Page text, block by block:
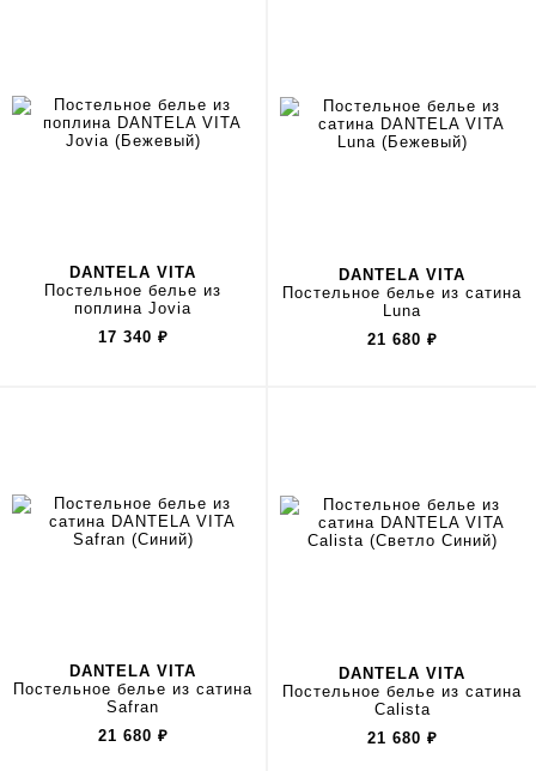
DANTELA VITA
Постельное белье из
поплина Jovia
17 340 ₽
DANTELA VITA
Постельное белье из сатина
Luna
21 680 ₽
DANTELA VITA
Постельное белье из сатина
Safran
21 680 ₽
DANTELA VITA
Постельное белье из сатина
Calista
21 680 ₽